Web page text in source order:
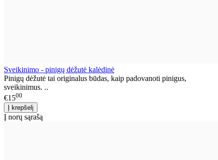
Sveikinimo - pinigų dėžutė kalėdinė
Pinigų dėžutė tai originalus būdas, kaip padovanoti pinigus,
sveikinimus. ..
€1500
Į norų sąrašą